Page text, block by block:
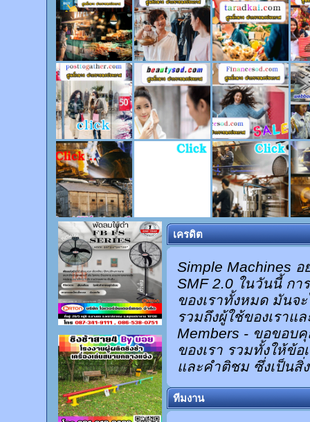
เครดิต
Simple Machines
SMF 2.0 ในวันนี้ กา
ของเราทั้งหมด มันจ
รวมถึงผู้ใช้ของเราแ
Members - ขอขอบ
ของเรา รวมทั้งให้ข้
และคำติชม ซึ่งเป็นสิ่
ทีมงาน